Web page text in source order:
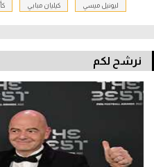
ليونيل ميسي كيليان مبابي
نرشح لكم